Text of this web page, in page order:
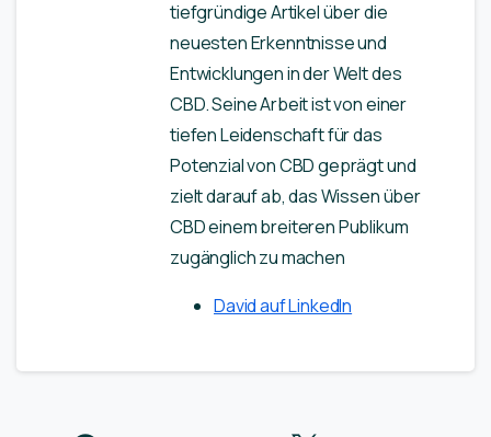
tiefgründige Artikel über die
neuesten Erkenntnisse und
Entwicklungen in der Welt des
CBD. Seine Arbeit ist von einer
tiefen Leidenschaft für das
Potenzial von CBD geprägt und
zielt darauf ab, das Wissen über
CBD einem breiteren Publikum
zugänglich zu machen
David auf LinkedIn